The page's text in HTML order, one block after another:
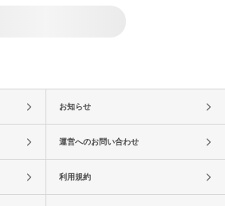
お知らせ
運営へのお問い合わせ
利用規約